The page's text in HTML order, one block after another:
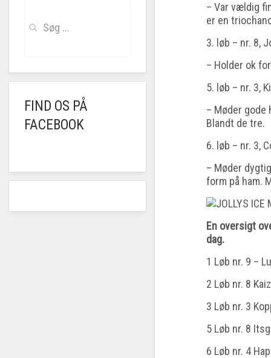
– Var vældig
er en
3. løb – nr. 8,
– Holder ok
5. løb – nr. 3,
– Møder gode
Blandt de tre.
6. løb – nr. 3,
– Møder
form på ham.
En oversigt
dag.
1 Løb nr. 9 –
2 Løb nr. 8
3 Løb nr. 3
5 Løb nr. 8
6 Løb nr. 4
FIND OS PÅ
FACEBOOK